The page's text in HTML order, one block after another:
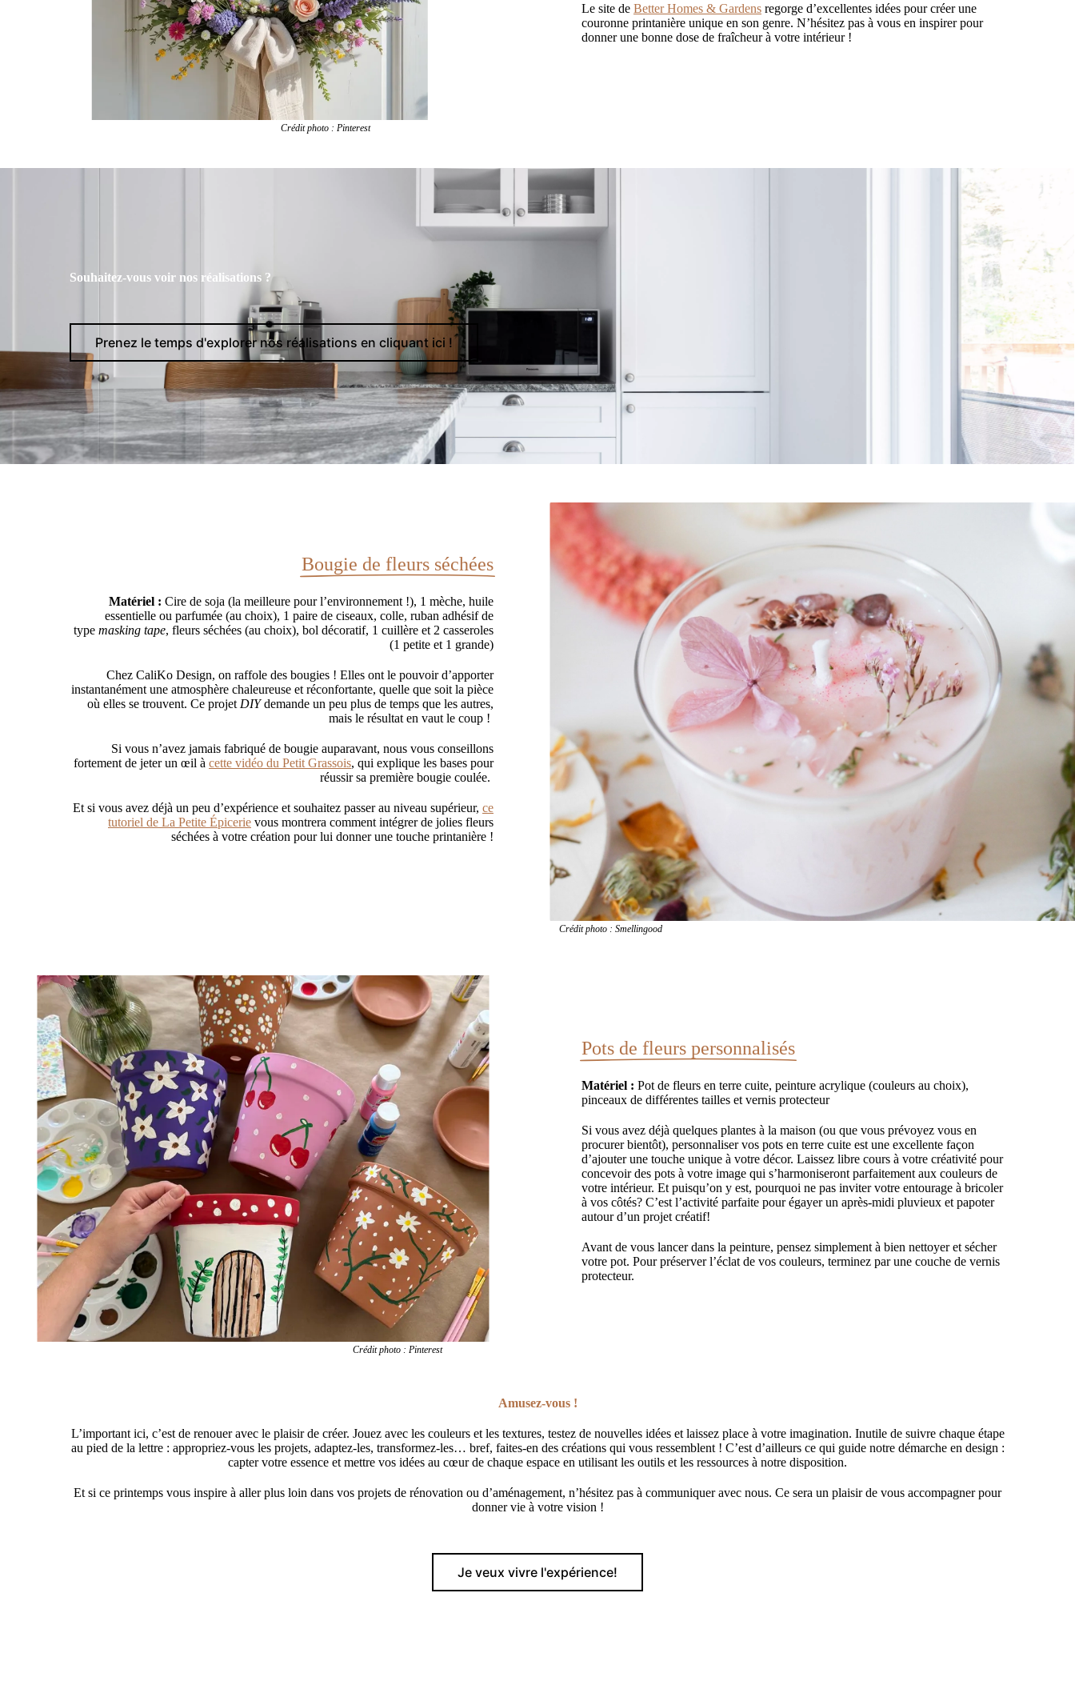
Le site de Better Homes & Gardens regorge d’excellentes idées pour créer une
couronne printanière unique en son genre. N’hésitez pas à vous en inspirer pour
donner une bonne dose de fraîcheur à votre intérieur !
Crédit photo : Pinterest
Souhaitez-vous voir nos réalisations ?
Prenez le temps d'explorer nos réalisations en cliquant ici !
Bougie de fleurs séchées
Matériel : Cire de soja (la meilleure pour l’environnement !), 1 mèche, huile
essentielle ou parfumée (au choix), 1 paire de ciseaux, colle, ruban adhésif de
type masking tape, fleurs séchées (au choix), bol décoratif, 1 cuillère et 2 casseroles
(1 petite et 1 grande)
Chez CaliKo Design, on raffole des bougies ! Elles ont le pouvoir d’apporter
instantanément une atmosphère chaleureuse et réconfortante, quelle que soit la pièce
où elles se trouvent. Ce projet DIYdemande un peu plus de temps que les autres,
mais le résultat en vaut le coup !
Si vous n’avez jamais fabriqué de bougie auparavant, nous vous conseillons
fortement de jeter un œil à cette vidéo du Petit Grassois, qui explique les bases pour
réussir sa première bougie coulée.
Et si vous avez déjà un peu d’expérience et souhaitez passer au niveau supérieur, ce
tutoriel de La Petite Épicerie vous montrera comment intégrer de jolies fleurs
séchées à votre création pour lui donner une touche printanière !
Crédit photo : Smellingood
Pots de fleurs personnalisés
Matériel : Pot de fleurs en terre cuite, peinture acrylique (couleurs au choix),
pinceaux de différentes tailles et vernis protecteur
Si vous avez déjà quelques plantes à la maison (ou que vous prévoyez vous en
procurer bientôt), personnaliser vos pots en terre cuite est une excellente façon
d’ajouter une touche unique à votre décor. Laissez libre cours à votre créativité pour
concevoir des pots à votre image qui s’harmoniseront parfaitement aux couleurs de
votre intérieur. Et puisqu’on y est, pourquoi ne pas inviter votre entourage à bricoler
à vos côtés? C’est l’activité parfaite pour égayer un après-midi pluvieux et papoter
autour d’un projet créatif!
Avant de vous lancer dans la peinture, pensez simplement à bien nettoyer et sécher
votre pot. Pour préserver l’éclat de vos couleurs, terminez par une couche de vernis
protecteur.
Crédit photo : Pinterest
Amusez-vous !
L’important ici, c’est de renouer avec le plaisir de créer. Jouez avec les couleurs et les textures, testez de nouvelles idées et laissez place à votre imagination. Inutile de suivre chaque étape
au pied de la lettre : appropriez-vous les projets, adaptez-les, transformez-les… bref, faites-en des créations qui vous ressemblent ! C’est d’ailleurs ce qui guide notre démarche en design :
capter votre essence et mettre vos idées au cœur de chaque espace en utilisant les outils et les ressources à notre disposition.
Et si ce printemps vous inspire à aller plus loin dans vos projets de rénovation ou d’aménagement, n’hésitez pas à communiquer avec nous. Ce sera un plaisir de vous accompagner pour
donner vie à votre vision !
Je veux vivre l'expérience!